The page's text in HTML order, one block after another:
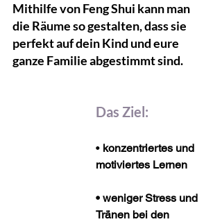
Mithilfe von Feng Shui kann man
die Räume so gestalten, dass sie
perfekt auf dein Kind und eure
ganze Familie abgestimmt sind.
Das Ziel:
• konzentriertes und
motiviertes Lernen
• weniger Stress und
Tränen bei den